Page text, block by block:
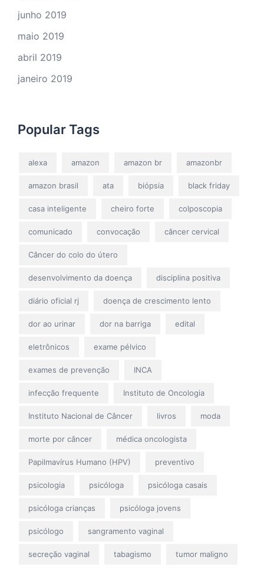
junho 2019
maio 2019
abril 2019
janeiro 2019
Popular Tags
alexa amazon amazon br amazonbr
amazon brasil ata biópsia black friday
casa inteligente cheiro forte colposcopia
comunicado convocação câncer cervical
Câncer do colo do útero
desenvolvimento da doença disciplina positiva
diário oficial rj doença de crescimento lento
dor ao urinar dor na barriga edital
eletrônicos exame pélvico
exames de prevenção INCA
infecção frequente Instituto de Oncologia
Instituto Nacional de Câncer livros moda
morte por câncer médica oncologista
Papilmavírus Humano (HPV) preventivo
psicologia psicóloga psicóloga casais
psicóloga crianças psicóloga jovens
psicólogo sangramento vaginal
secreção vaginal tabagismo tumor maligno